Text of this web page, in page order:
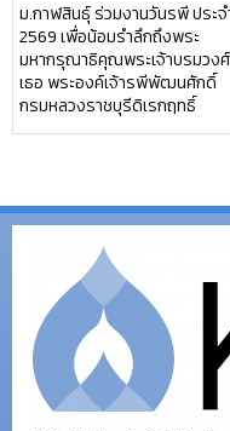
ม.กาฬสินธุ์ ร่วมงานวันรพี ประจ
2569 เพื่อน้อมรำลึกถึงพระ
มหากรุณาธิคุณพระเจ้าบรมวงศ์
เธอ พระองค์เจ้ารพีพัฒนศักดิ์
กรมหลวงราชบุรีดิเรกฤทธิ์